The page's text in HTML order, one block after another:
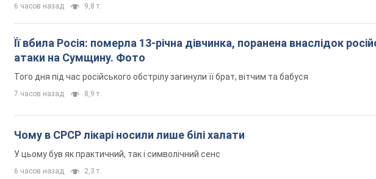
6 часов назад 9,8 т.
Її вбила Росія: померла 13-річна дівчинка, поранена внаслідок
атаки на Сумщину. Фото
Того дня під час російського обстрілу загинули її брат, вітчим та бабуся
7 часов назад 8,9 т.
Чому в СРСР лікарі носили лише білі халати
У цьому був як практичний, так і символічний сенс
6 часов назад 2,3 т.